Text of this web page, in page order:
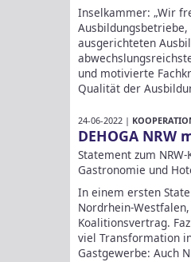
Inselkammer: „Wir
ausgerichteten
und motivierte
Qualität der
24-06-2022 |
DEHOGA
Statement zum
Gastronomie und
In einem ersten
Nordrhein-
Koalitionsvertrag.
viel Transformation
Gastgewerbe: Auch